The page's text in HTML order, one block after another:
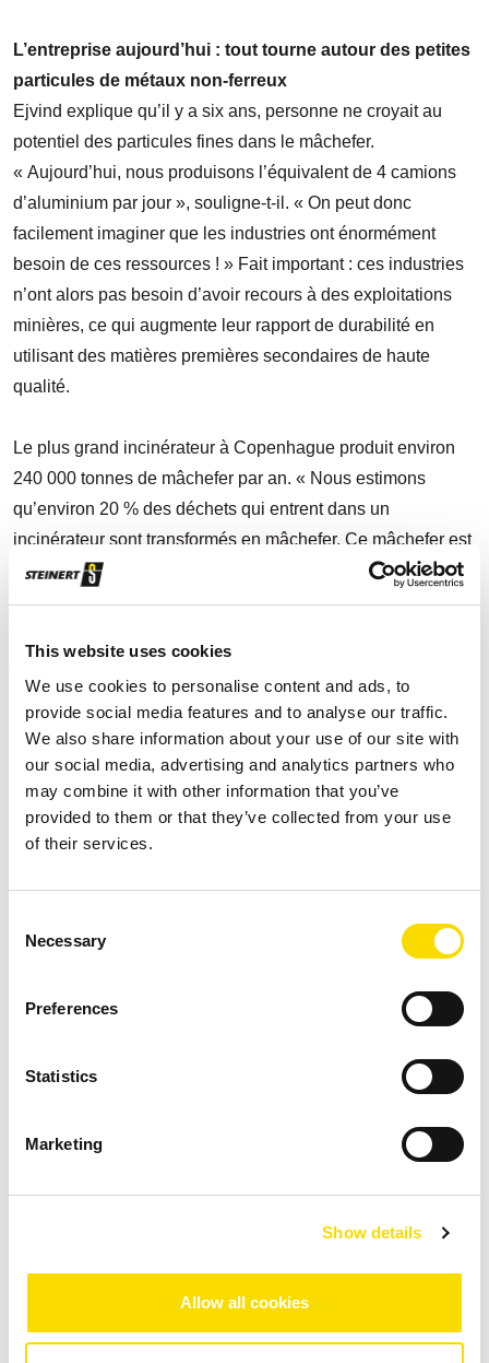
This website uses cookies
We use cookies to personalise content and ads, to
provide social media features and to analyse our traffic.
We also share information about your use of our site with
our social media, advertising and analytics partners who
may combine it with other information that you’ve
provided to them or that they’ve collected from your use
of their services.
Selection
Necessary
Preferences
Statistics
Marketing
Show details
Allow all cookies
L’entreprise aujourd’hui : tout tourne autour des petites
particules de métaux non-ferreux
Ejvind explique qu’il y a six ans, personne ne croyait au
potentiel des particules fines dans le mâchefer.
« Aujourd’hui, nous produisons l’équivalent de 4 camions
d’aluminium par jour », souligne-t-il. « On peut donc
facilement imaginer que les industries ont énormément
besoin de ces ressources ! » Fait important : ces industries
n’ont alors pas besoin d’avoir recours à des exploitations
minières, ce qui augmente leur rapport de durabilité en
utilisant des matières premières secondaires de haute
qualité.
Le plus grand incinérateur à Copenhague produit environ
240 000 tonnes de mâchefer par an. « Nous estimons
qu’environ 20 % des déchets qui entrent dans un
incinérateur sont transformés en mâchefer. Ce mâchefer est
constitué à 2 % de métal, sous forme de morceaux de 1 à
100 mm. »
Dans l’incinérateur, une séparation par courants de
Foucault peut élever le taux de métal dans le mâchefer et le
faire passer de 2 % à 50-60 %. Ces 50-60 % de mâchefer
traité sont commercialisés sur le marché (environ
1 000 euros la tonne). « Cela signifie que nous payons
2 000 euros pour 1 tonne de métaux. Pour moi, les petits
morceaux de métal sont très importants. »
séparation et de tri précise de STEINERT
qualité récupérés via les fonderies secondaires. Il investit
dans la technologie de séparation des métaux lourds libres
et des alliages d’aluminium. Le processus démarre avec un
séparateur de métaux non ferreux pour la récupération de
induction qui extrait ensuite l’acier inoxydable.
de l’aluminium très propre en triant les métaux lourds et
l’aluminium fortement allié. La trieuse offre une détection si
précise qu’elle permet de créer un produit de qualité à 99,9
% d’aluminium pur.